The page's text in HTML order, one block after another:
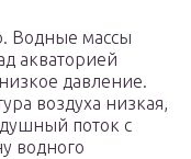
Водные массы
акваторией
давление.
воздуха низкая,
поток с
водного